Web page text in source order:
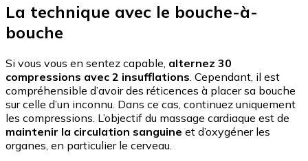
La technique avec le bouche-à-
bouche
Si vous vous en sentez capable, alternez 30
compressions avec 2 insufflations . Cependant, il est
compréhensible d’avoir des réticences à placer sa bouche
sur celle d’un inconnu. Dans ce cas, continuez uniquement
les compressions. L’objectif du massage cardiaque est de
maintenir la circulation sanguine et d’oxygéner les
organes, en particulier le cerveau.